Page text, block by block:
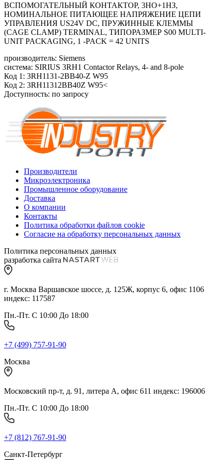
ВСПОМОГАТЕЛЬНЫЙ КОНТАКТОР, 3НО+1НЗ,
НОМИНАЛЬНОЕ ПИТАЮЩЕЕ НАПРЯЖЕНИЕ ЦЕПИ
УПРАВЛЕНИЯ US24V DC, ПРУЖИННЫЕ КЛЕММЫ
(CAGE CLAMP) TERMINAL, ТИПОРАЗМЕР S00 MULTI-
UNIT PACKAGING, 1 -PACK = 42 UNITS
производитель: Siemens
система: SIRIUS 3RH1 Contactor Relays, 4- and 8-pole
Код 1: 3RH1131-2BB40-Z W95
Код 2: 3RH11312BB40Z W95<
Доступность: по запросу
Производители
Микроэлектроника
Промышленное оборудование
Доставка
О компании
Контакты
Политика обработки файлов cookie
Согласие на обработку персональных данных
Политика персональных данных
разработка сайта
г. Москва Варшавское шоссе, д. 125Ж, корпус 6, офис 1106
индекс: 117587
Пн.-Пт. С 10:00 До 18:00
+7 (499) 757-91-90
Москва
Московский пр-т, д. 91, литера А, офис 611 индекс: 196006
Пн.-Пт. С 10:00 До 18:00
+7 (812) 767-91-90
Санкт-Петербург